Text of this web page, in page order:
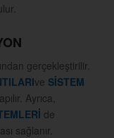
gerçekleştirilir.
ve SİSTEM
Ayrıca,
de
sağlanır.